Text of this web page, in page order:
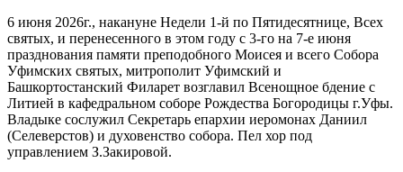
6 июня 2026г., накануне Недели 1-й по Пятидесятнице, Всех
святых, и перенесенного в этом году с 3-го на 7-е июня
празднования памяти преподобного Моисея и всего Собора
Уфимских святых, митрополит Уфимский и
Башкортостанский Филарет возглавил Всенощное бдение с
Литией в кафедральном соборе Рождества Богородицы г.Уфы.
Владыке сослужил Секретарь епархии иеромонах Даниил
(Селеверстов) и духовенство собора. Пел хор под
управлением З.Закировой.